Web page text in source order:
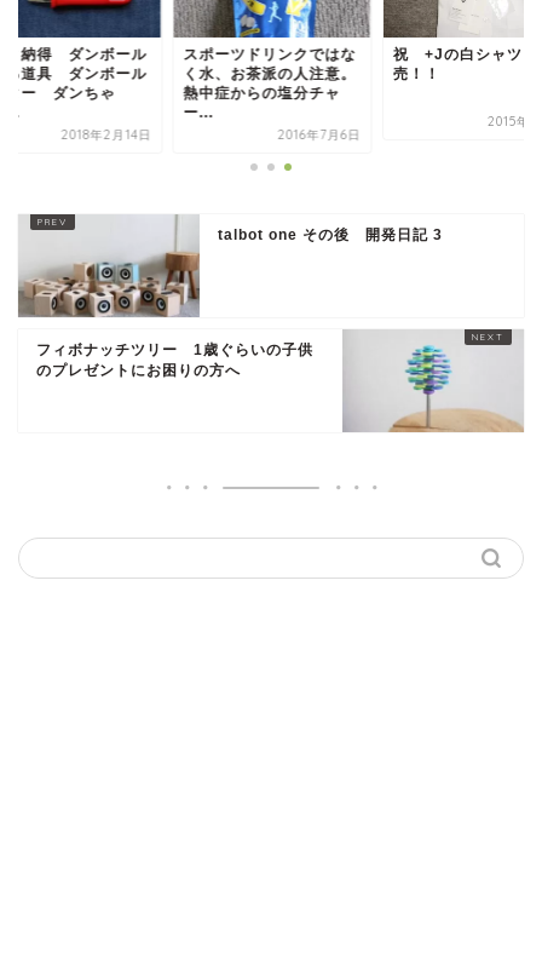
と納得 ダンボール
る道具 ダンボール
ター ダンちゃ
2018年2月14日
スポーツドリンクではな
く水、お茶派の人注意。
熱中症からの塩分チャ
ー...
2016年7月6日
祝 +Jの白シャツ
売！！
2015年3
talbot one その後 開発日記 3
フィボナッチツリー 1歳ぐらいの子供
のプレゼントにお困りの方へ